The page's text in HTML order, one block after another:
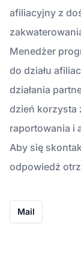
afiliacyjny z
Menedżer
do działu
działania
dzień korzysta
raportowania i
Aby się
odpowiedź
Mail